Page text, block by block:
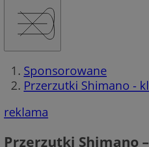
Sponsorowane
Przerzutki Shimano -
reklama
Przerzutki Shimano